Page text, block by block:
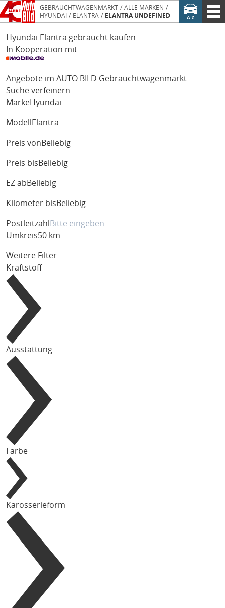
GEBRAUCHTWAGENMARKT
ALLE MARKEN
HYUNDAI
ELANTRA ELANTRA UNDEFINED
Hyundai Elantra gebraucht kaufen
In Kooperation mit
Angebote im AUTO BILD Gebrauchtwagenmarkt
Suche verfeinern
MarkeHyundai
Modell Elantra
Preis von Beliebig
Preis bis Beliebig
EZ ab Beliebig
Kilometer bis Beliebig
Postleitzahl
Umkreis50 km
Weitere Filter
Kraftstoff
Ausstattung
Farbe
Karosserieform